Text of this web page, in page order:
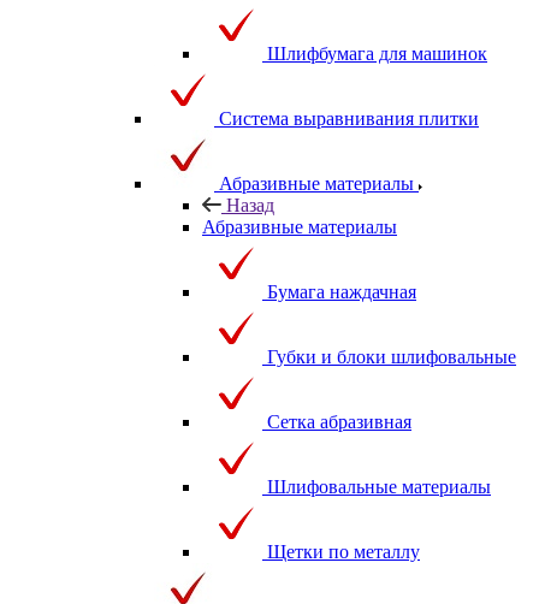
Шлифбумага для машинок
Система выравнивания плитки
Абразивные материалы
Назад
Абразивные материалы
Бумага наждачная
Губки и блоки шлифовальные
Сетка абразивная
Шлифовальные материалы
Щетки по металлу